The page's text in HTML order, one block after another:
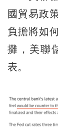
國貿易政
負擔將如
攤，美聯
表。